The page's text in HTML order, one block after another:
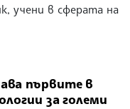
учени в сферата на
първите в
за големи